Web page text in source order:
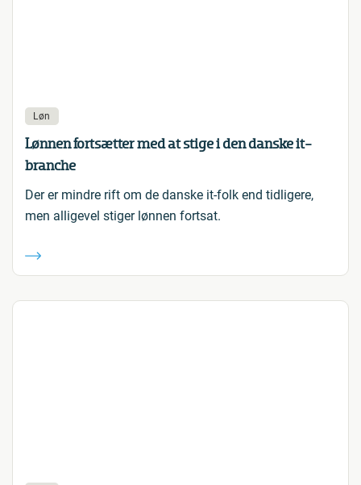
Løn
Lønnen fortsætter med at stige i den danske it-
branche
Der er mindre rift om de danske it-folk end tidligere,
men alligevel stiger lønnen fortsat.